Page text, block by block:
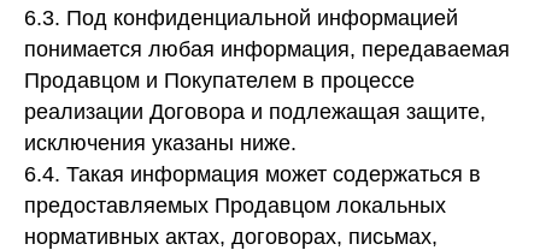
6.3. Под конфиденциальной информацией
понимается любая информация, передаваемая
Продавцом и Покупателем в процессе
реализации Договора и подлежащая защите,
исключения указаны ниже.
6.4. Такая информация может содержаться в
предоставляемых Продавцом локальных
нормативных актах, договорах, письмах,